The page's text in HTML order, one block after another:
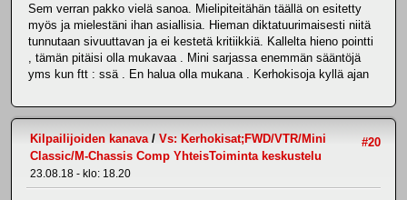
Sem verran pakko vielä sanoa. Mielipiteitähän täällä on esitetty
myös ja mielestäni ihan asiallisia. Hieman diktatuurimaisesti niitä
tunnutaan sivuuttavan ja ei kestetä kritiikkiä. Kallelta hieno pointti
, tämän pitäisi olla mukavaa . Mini sarjassa enemmän sääntöjä
yms kun ftt : ssä . En halua olla mukana . Kerhokisoja kyllä ajan
#20
Kilpailijoiden kanava/ Vs: Kerhokisat;FWD/VTR/Mini
Classic/M-Chassis Comp YhteisToiminta keskustelu
23.08.18 - klo: 18.20